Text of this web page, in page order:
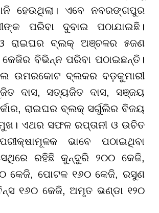
ହେଉଥିଲା। ଏବେ ନବରଙ୍ଗପୁର
ପରିବା ଦୁବାଇ ପଠାଯାଇଛି।
ରାଇଘର ବ୍ଲକ୍ ଅଞ୍ଚଳର ୫ଜଣ
କେଜିର ବିଭିନ୍ନ ପରିବା ପଠାଇଛନ୍ତି।
ଉମରକୋଟ ବ୍ଲକର ବଡ଼କୁମାରୀ
ଦାସ, ସତ୍ୟଜିତ ଦାସ, ସଞ୍ଜୟ
ରାଇଘର ବ୍ଲକ୍ ସର୍ଗୁଲିର ବିଜୟ
ଏଥର ସଫଳ ରପ୍ତାନୀ ଓ ଉଚିତ
ଭାବେ ପଠାଇଥିବା
ରହିଛି କୁନ୍ଦୁରି ୨୦୦ କେଜି,
କେଜି, ପୋଟଳ ୧୬୦ କେଜି, ରସୁଣ
୧୬୦ କେଜି, ଅମୃତ ଭଣ୍ଡା ୧୨୦